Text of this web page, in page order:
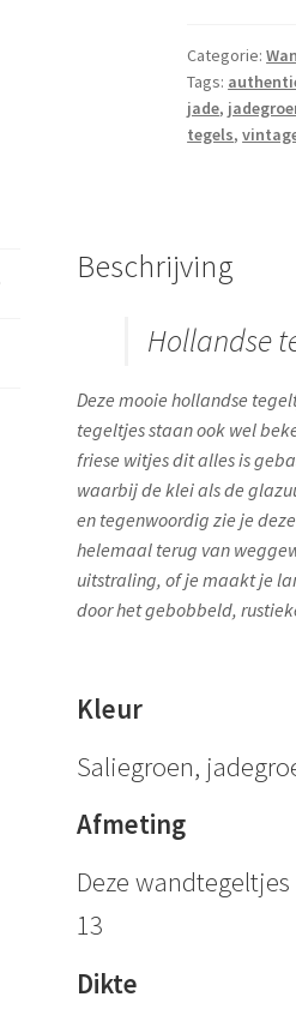
-
Jadegroen,
JS49
aantal
Categorie:
Tags:
jade,
tegels,
Beschrijving
Hollandse
Deze mooie hollandse
tegeltjes staan ook wel
friese witjes dit alles is
waarbij de klei als de
en tegenwoordig zie je
helemaal terug van
uitstraling, of je maakt je
door het gebobbeld,
Kleur
Saliegroen,
Afmeting
Deze
13
Dikte